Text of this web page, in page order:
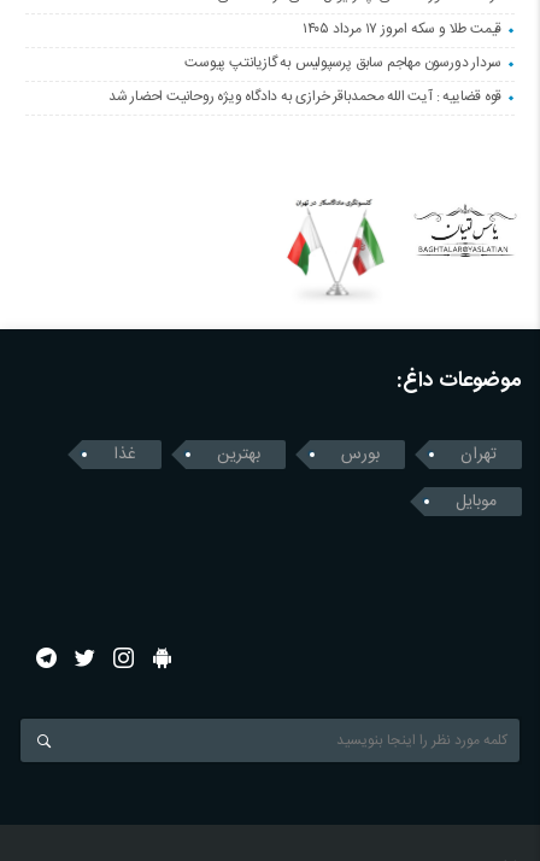
قیمت طلا و سکه امروز ۱۷ مرداد ۱۴۰۵
سردار دورسون مهاجم سابق پرسپولیس به گازیانتپ پیوست
قوه قضاییه : آیت الله محمدباقر خرازی به دادگاه ویژه روحانیت احضار شد
موضوعات داغ:
تهران بورس بهترین
غذا
موبایل